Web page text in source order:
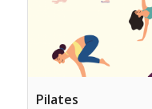
Pilates